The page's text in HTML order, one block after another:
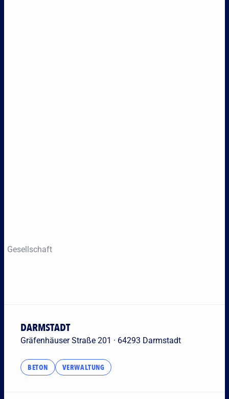
Geschäftsfelder
Gesellschaft
DARMSTADT
Gräfenhäuser Straße 201 · 64293 Darmstadt
BETON VERWALTUNG